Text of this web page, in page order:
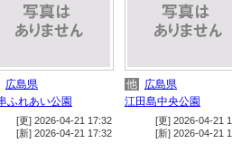
広島県
ふれあい公園
[更] 2026-04-21 17:32
[新] 2026-04-21 17:32
他
広島県
江田島中央公園
[更] 2026-04-21
[新] 2026-04-21